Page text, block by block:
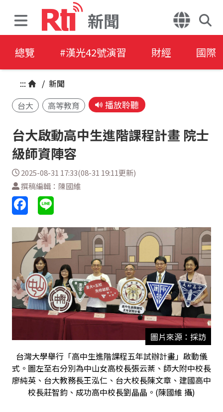
新聞
總覽 #漢光42號演習 財經 國際
::: / 新聞
台大
高等教育 播放聆聽
台大啟動高中生進階課程計畫 院士
級師資陣容
2025-08-31 17:33(08-31 19:11更新)
撰稿編輯：陳國維
圖片來源：採訪
台灣大學舉行「高中生進階課程五年試辦計畫」啟動儀
式。圖左至右分別為中山女高校長張云棻、師大附中校長
廖純英、台大教務長王泓仁、台大校長陳文章、建國高中
校長莊智鈞、成功高中校長劉晶晶。(陳國維 攝)